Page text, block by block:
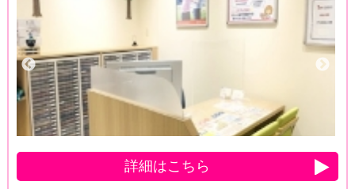
詳細はこちら